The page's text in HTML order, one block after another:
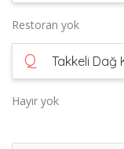
Restoran yok
Q Takkeli Dağ
Hayır yok